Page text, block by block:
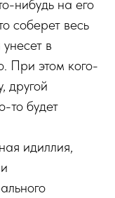
нибудь на его
собеpет весь
в
При этом кого-
другой
то будет
идиллия,